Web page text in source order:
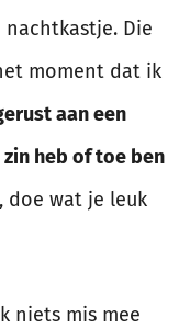
Die
moment dat ik
aan een
heb of toe ben
doe wat je leuk
niets mis mee